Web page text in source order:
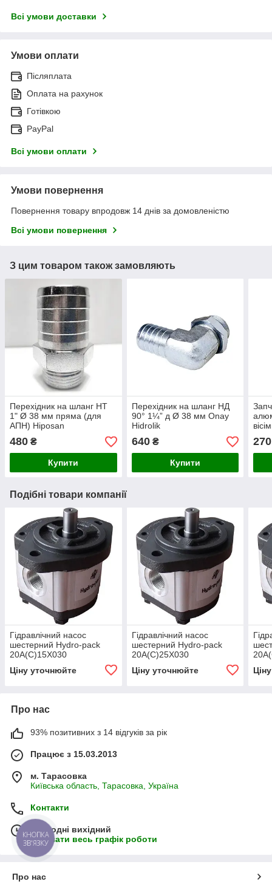
Всі умови доставки
Умови оплати
Післяплата
Оплата на рахунок
Готівкою
PayPal
Всі умови оплати
Умови повернення
Повернення товару впродовж 14 днів за домовленістю
Всі умови повернення
З цим товаром також замовляють
Перехідник на шланг НТ
1" Ø 38 мм пряма (для
АПН) Hiposan
480 ₴
Купити
Перехідник на шланг НД
90° 1¼” д Ø 38 мм Onay
Hidrolik
640₴
Купити
270
Подібні товари компанії
Гідравлічний насос
шестерний Hydro-pack
20А(С)15X030
Ціну уточнюйте
Гідравлічний насос
шестерний Hydro-pack
20А(С)25X030
Ціну уточнюйте
Про нас
93% позитивних з 14 відгуків за рік
Працює з 15.03.2013
м. Тарасовка
Київська область, Тарасовка, Україна
Контакти
Сьогодні вихідний
Показати весь графік роботи
Про нас
КНОПКА
ЗВ'ЯЗКУ